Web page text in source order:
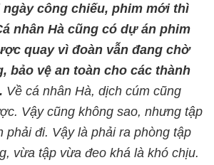
công chiếu, phim mới thì
nhân Hà cũng có dự án phim
quay vì đoàn vẫn đang chờ
bảo vệ an toàn cho các thành
Về cá nhân Hà, dịch cúm cũng
Vậy cũng không sao, nhưng tập
phải đi. Vậy là phải ra phòng tập
vừa tập vừa đeo khá là khó chịu.